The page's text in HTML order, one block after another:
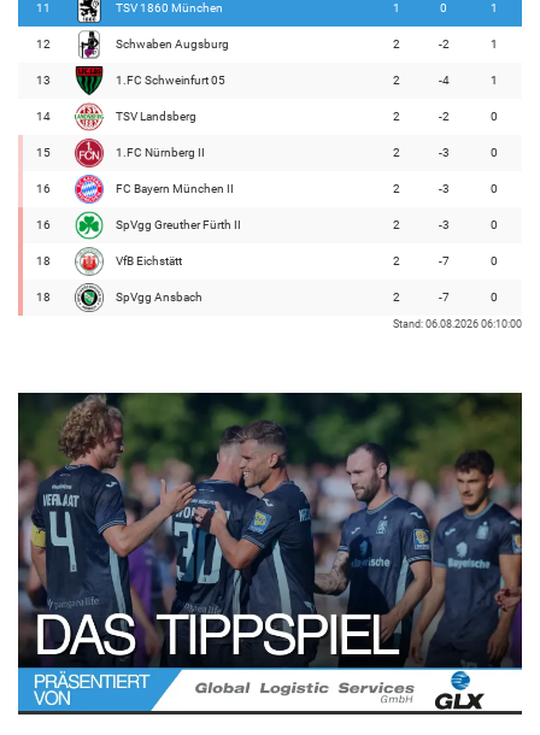
11 TSV 1860 München 1 0 1
12 Schwaben Augsburg 2 -2 1
13 1.FC Schweinfurt 05 2 -4 1
14 TSV Landsberg 2 -2 0
15 1.FC Nürnberg II 2 -3 0
16 FC Bayern München II 2 -3 0
16 SpVgg Greuther Fürth II 2 -3 0
18 VfB Eichstätt 2 -7 0
18 SpVgg Ansbach 2 -7 0
Stand: 06.08.2026 06:10:00